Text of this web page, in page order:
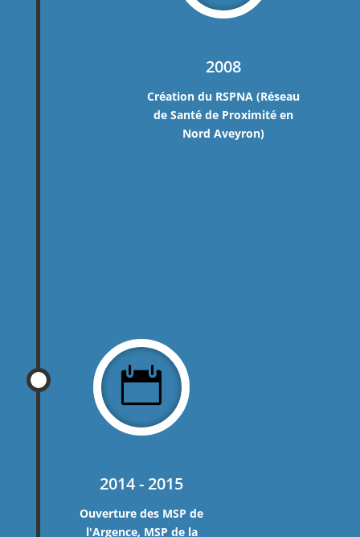
2008
Création du RSPNA (Réseau
de Santé de Proximité en
Nord Aveyron)

2014 - 2015
Ouverture des MSP de
l'Argence, MSP de la